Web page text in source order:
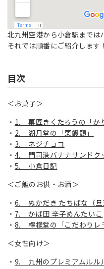
北九州空港から小倉駅までは
それでは順番にご紹介します！
目次
＜お菓子＞
1. 菓匠きくたろうの「か
2. 湖月堂の「栗饅頭」
3. ネジチョコ
4. 門司港バナナサンドク
5. 小倉日記
＜ご飯のお供・お酒＞
6. ぬかだき たちばな（旦
7. かば田 辛子めんたいこ
8. 檸檬堂の「こだわりレ
＜女性向け＞
9. 九州のプレミアムルル